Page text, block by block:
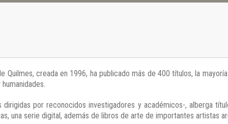
Cuadernos universitarios
Derechos humanos
Ediciones especiales
Géneros
Quilmes, creada en 1996, ha publicado más de 400 títulos, la
por reconocidos investigadores y académicos-, alberga
una serie digital, además de libros de arte de importantes artistas